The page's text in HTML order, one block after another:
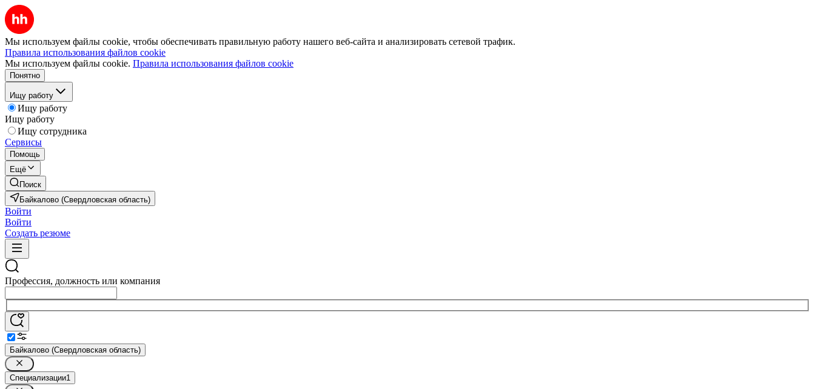
Мы используем файлы cookie, чтобы обеспечивать правильную работу нашего веб-сайта и анализировать сетевой трафик.
Правила использования файлов cookie
Мы используем файлы cookie. Правила использования файлов cookie
Понятно
Ищу работу
Ищу работу
Ищу работу
Ищу сотрудника
Сервисы
Помощь
Ещё
Поиск
Байкалово (Свердловская область)
Войти
Войти
Создать резюме
Профессия, должность или компания
Байкалово (Свердловская область)
Специализации1